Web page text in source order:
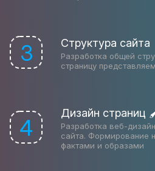
3 Структура сайта
Разработка общей
страницу
4
Дизайн страниц
Разработка веб-
сайта. Формирование
фактами и образами